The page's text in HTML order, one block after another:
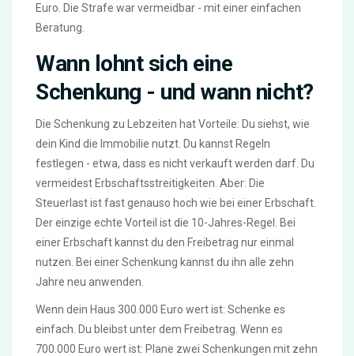
Euro. Die Strafe war vermeidbar - mit einer einfachen
Beratung.
Wann lohnt sich eine
Schenkung - und wann nicht?
Die Schenkung zu Lebzeiten hat Vorteile: Du siehst, wie
dein Kind die Immobilie nutzt. Du kannst Regeln
festlegen - etwa, dass es nicht verkauft werden darf. Du
vermeidest Erbschaftsstreitigkeiten. Aber: Die
Steuerlast ist fast genauso hoch wie bei einer Erbschaft.
Der einzige echte Vorteil ist die 10-Jahres-Regel. Bei
einer Erbschaft kannst du den Freibetrag nur einmal
nutzen. Bei einer Schenkung kannst du ihn alle zehn
Jahre neu anwenden.
Wenn dein Haus 300.000 Euro wert ist: Schenke es
einfach. Du bleibst unter dem Freibetrag. Wenn es
700.000 Euro wert ist: Plane zwei Schenkungen mit zehn